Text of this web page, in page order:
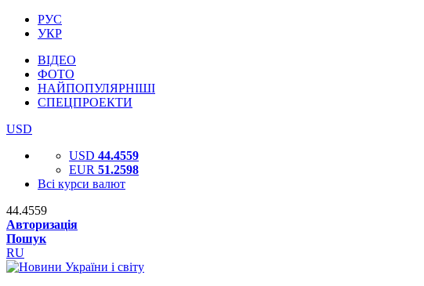
РУС
УКР
ВІДЕО
ФОТО
НАЙПОПУЛЯРНІШІ
СПЕЦПРОЕКТИ
USD
USD 44.4559
EUR 51.2598
Всі курси валют
44.4559
Авторизація
Пошук
RU